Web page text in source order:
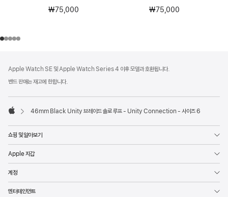
₩75,000 ₩75,000
Apple Watch SE 및 Apple Watch Series 4 이후 모델과 호환됩니다.
밴드 판매는 재고에 한합니다.
46mm Black Unity 브레이드 솔로 루프 - Unity Connection - 사이즈 6
쇼핑 및 알아보기
Apple 지갑
계정
엔터테인먼트